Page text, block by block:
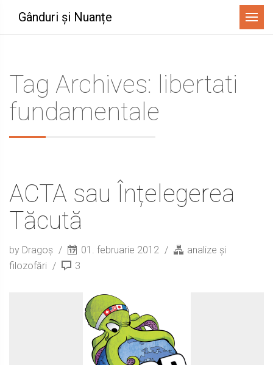
Gânduri și Nuanțe Menu
Tag Archives: libertati
fundamentale
ACTA sau Înțelegerea
Tăcută
by Dragoș 01. februarie 2012
analize și
filozofări
3